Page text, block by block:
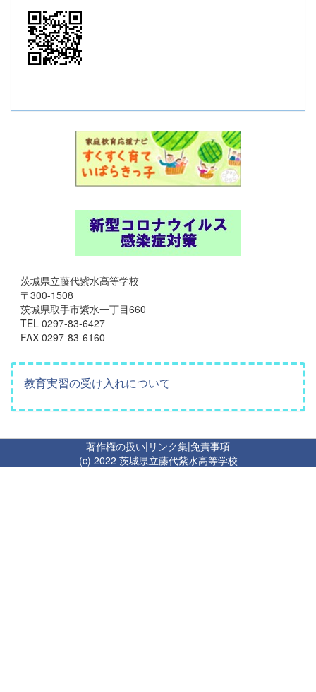
茨城県立藤代紫水高等学校
〒300-1508
茨城県取手市紫水一丁目660
TEL 0297-83-6427
FAX 0297-83-6160
教育実習の受け入れについて
著作権の扱い| リンク集|免責事項
(c) 2022 茨城県立藤代紫水高等学校